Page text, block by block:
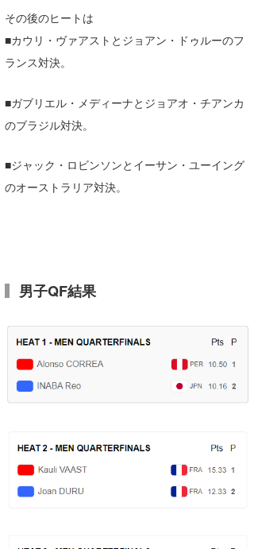
その後のヒートは
■カウリ・ヴァアストとジョアン・ドゥルーのフ
ランス対決。
■ガブリエル・メディーナとジョアオ・チアンカ
のブラジル対決。
■ジャック・ロビンソンとイーサン・ユーイング
のオーストラリア対決。
男子QF結果